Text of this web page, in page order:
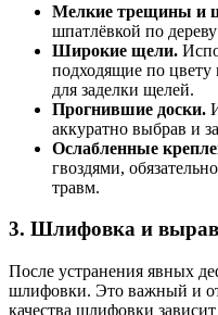
Мелкие трещины и
шпатлёвкой по
Широкие щели.
подходящие по цвету
для заделки щелей.
Прогнившие доски.
аккуратно выбрав и
Ослабленные
гвоздями,
травм.
3. Шлифовка и
После устранения явных
шлифовки. Это важный и
качества шлифовки